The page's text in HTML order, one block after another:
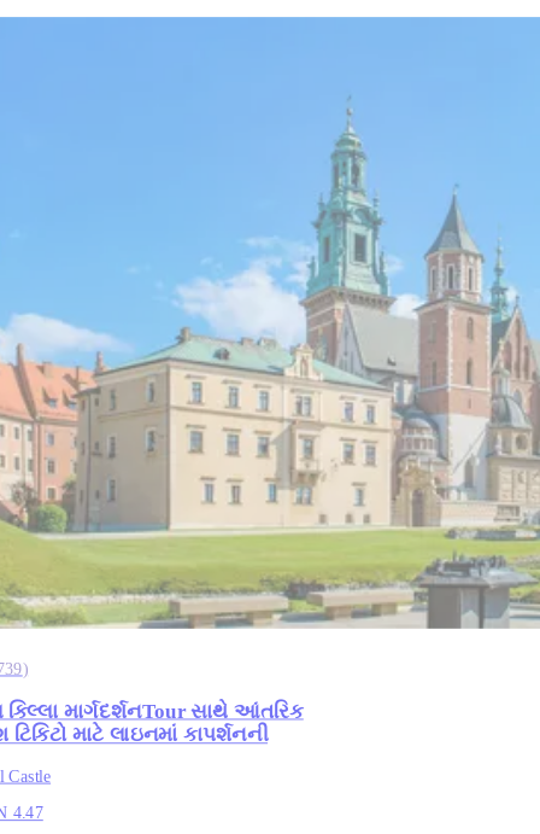
)
કિલ્લા માર્ગદર્શનTour સાથે આંતરિક
ટિકિટો માટે લાઇનમાં કાપર્શનની
Castle
4.47